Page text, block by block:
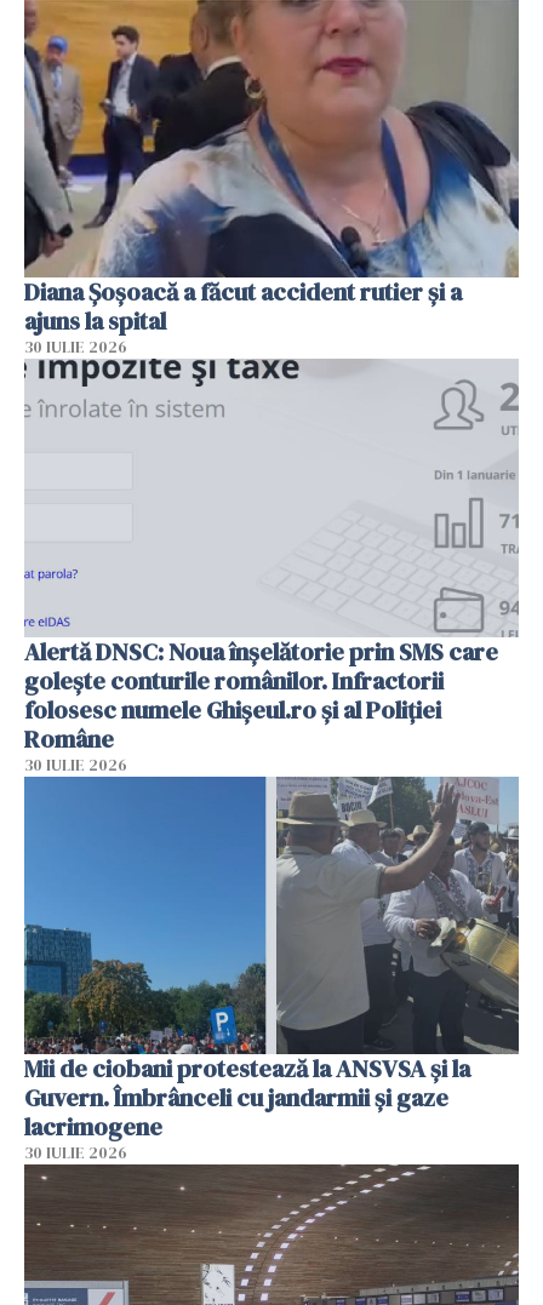
Diana Șoșoacă a făcut accident rutier și a
ajuns la spital
30 IULIE 2026
Alertă DNSC: Noua înșelătorie prin SMS care
golește conturile românilor. Infractorii
folosesc numele Ghișeul.ro și al Poliției
Române
30 IULIE 2026
Mii de ciobani protestează la ANSVSA și la
Guvern. Îmbrânceli cu jandarmii și gaze
lacrimogene
30 IULIE 2026